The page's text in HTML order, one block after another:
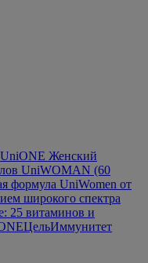
UniONE Женский
UniWOMAN (60
формула UniWomen от
широкого спектра
25 витаминов и
ЦельИммунитет